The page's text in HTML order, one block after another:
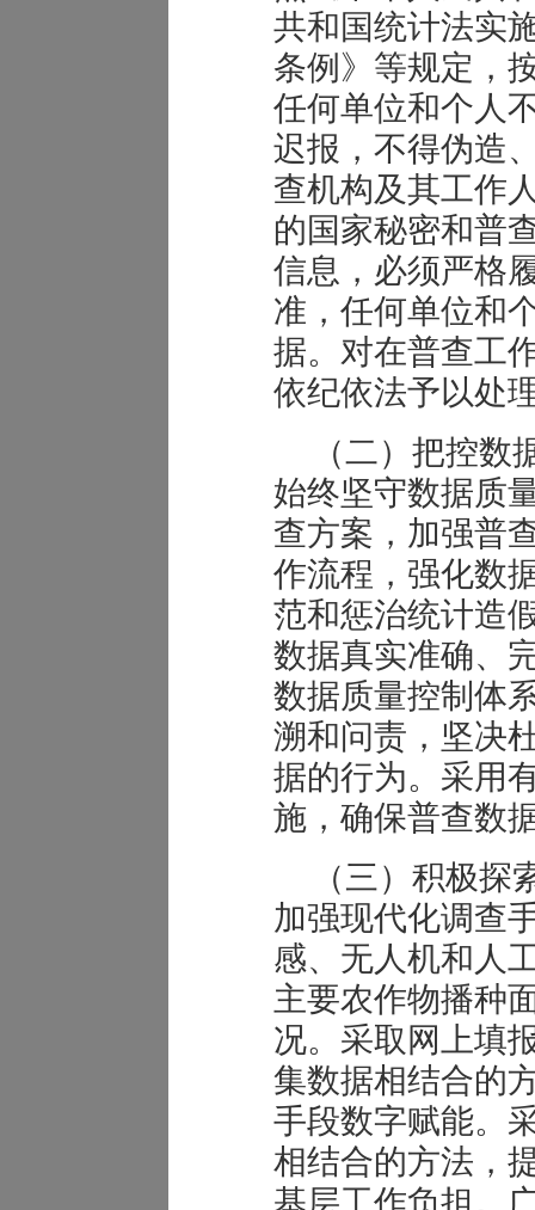
共和国统计法实
条例》等规定，
任何单位和个人
迟报，不得伪造
查机构及其工作
的国家秘密和普
信息，必须严格
准，任何单位和
据。对在普查工
依纪依法予以处
（二）把控数
始终坚守数据质
查方案，加强普
作流程，强化数
范和惩治统计造
数据真实准确、
数据质量控制体
溯和问责，坚决
据的行为。采用
施，确保普查数
（三）积极探
加强现代化调查
感、无人机和人
主要农作物播种
况。采取网上填
集数据相结合的
手段数字赋能。
相结合的方法，
基层工作负担。